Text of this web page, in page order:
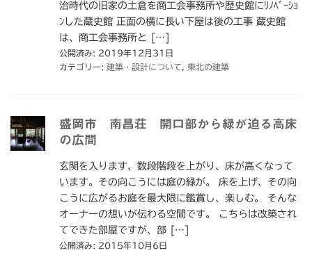
治時代の旧家の土倉を商工会事務所や歴史館にﾘﾉﾍﾞｰｼｮ
ﾝした蔵史館 正面の横に長い下屋は後の工事 蔵史館
は、商工会事務所と […]
公開済み: 2019年12月31日
カテゴリー: 建築・設計について 東北の建築
盛岡市 南昌荘 開口部から緑が迫る高床
の広間
玄関を入ります、数段階段を上がり、床が高くなって
います。その向こうには庭の緑が。 床を上げ、その向
こうに広がるお庭を最大限に鑑賞し、楽しむ。 そんな
オーナーの想いが伝わる空間です。 こちらは改築され
てできた部屋ですが、部 […]
公開済み: 2015年10月6日